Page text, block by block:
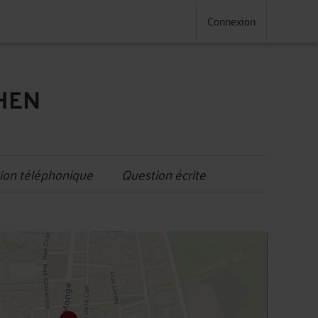
Connexion
téléphonique Question écrite